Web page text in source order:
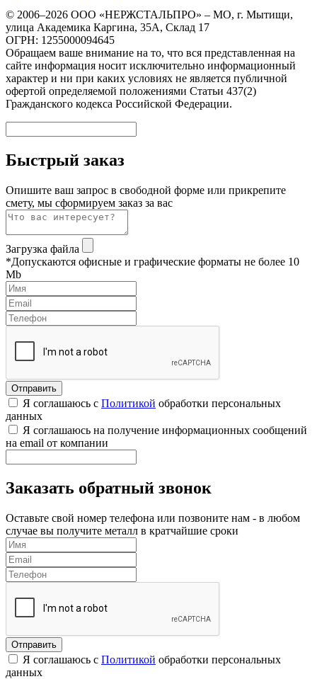
© 2006–2026 ООО «НЕРЖСТАЛЬПРО» – МО, г. Мытищи,
улица Академика Каргина, 35А, Склад 17
ОГРН: 1255000094645
Обращаем ваше внимание на то, что вся представленная на
сайте информация носит исключительно информационный
характер и ни при каких условиях не является публичной
офертой определяемой положениями Статьи 437(2)
Гражданского кодекса Российской Федерации.
Быстрый заказ
Опишите ваш запрос в свободной форме или прикрепите
смету, мы сформируем заказ за вас
Загрузка файла
*Допускаются офисные и графические форматы не более 10
Mb
Я соглашаюсь с Политикой обработки персональных
данных
Я соглашаюсь на получение информационных сообщений
на email от компании
Заказать обратный звонок
Оставьте свой номер телефона или позвоните нам - в любом
случае вы получите металл в кратчайшие сроки
Я соглашаюсь с Политикой обработки персональных
данных